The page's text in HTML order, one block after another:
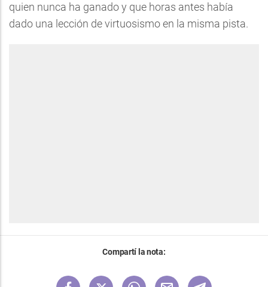
quien nunca ha ganado y que horas antes había
dado una lección de virtuosismo en la misma pista.
Compartí la nota: